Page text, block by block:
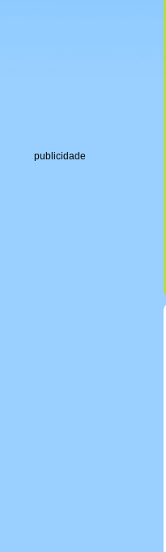
publicidade